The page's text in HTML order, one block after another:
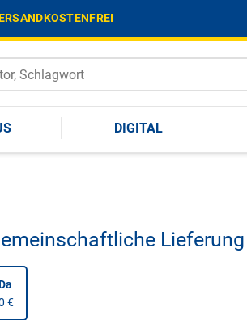
DIGITAL
Lieferung
€